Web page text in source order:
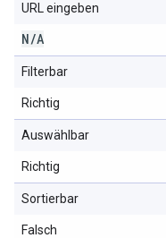
URL eingeben
N/A
Filterbar
Richtig
Auswählbar
Richtig
Sortierbar
Falsch